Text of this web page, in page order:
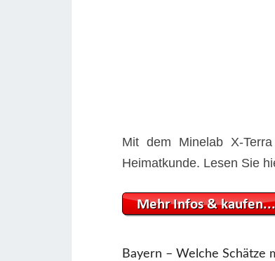
Mit dem Minelab X-
Heimatkunde. Lesen Sie
Bayern – Welche Schätze